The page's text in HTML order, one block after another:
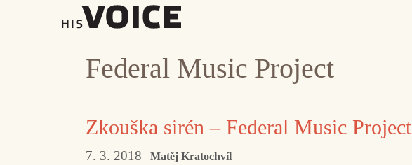
Federal Music Project
Zkouška sirén – Federal Music Project
7. 3. 2018 Matěj Kratochvíl